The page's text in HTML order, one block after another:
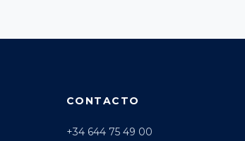
CONTACTO
+34 644 75 49 00